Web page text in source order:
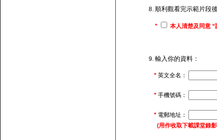
順利觀看完示範片段
* 本人清楚及同意
輸入你的資料：
* 英文全名：
* 手機號碼：
* 電郵地址：
(用作收取下載課堂錄